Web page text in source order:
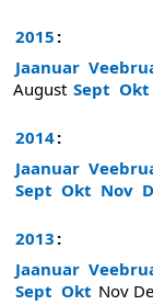
2015 :
Jaanuar
August Sept Okt
2014:
Jaanuar
Sept Okt Nov
2013 :
Jaanuar
Sept Okt Nov